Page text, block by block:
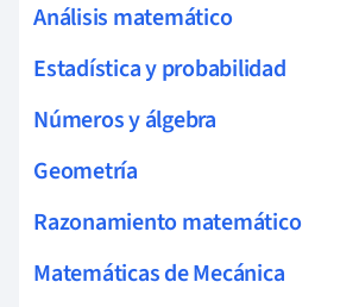
Análisis matemático
Estadística y probabilidad
Números y álgebra
Geometría
Razonamiento matemático
Matemáticas de Mecánica